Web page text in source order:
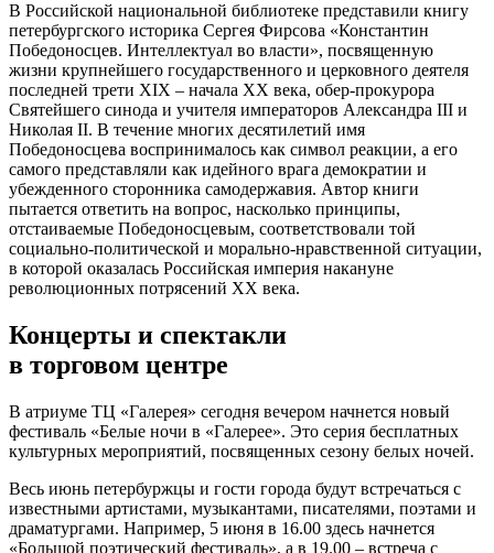
В Российской национальной библиотеке представили книгу
петербургского историка Сергея Фирсова «Константин
Победоносцев. Интеллектуал во власти», посвященную
жизни крупнейшего государственного и церковного деятеля
последней трети XIX – начала XX века, обер-прокурора
Святейшего синода и учителя императоров Александра III и
Николая II. В течение многих десятилетий имя
Победоносцева воспринималось как символ реакции, а его
самого представляли как идейного врага демократии и
убежденного сторонника самодержавия. Автор книги
пытается ответить на вопрос, насколько принципы,
отстаиваемые Победоносцевым, соответствовали той
социально-политической и морально-нравственной ситуации,
в которой оказалась Российская империя накануне
революционных потрясений XX века.
Концерты и спектакли
в торговом центре
В атриуме ТЦ «Галерея» сегодня вечером начнется новый
фестиваль «Белые ночи в «Галерее». Это серия бесплатных
культурных мероприятий, посвященных сезону белых ночей.
Весь июнь петербуржцы и гости города будут встречаться с
известными артистами, музыкантами, писателями, поэтами и
драматургами. Например, 5 июня в 16.00 здесь начнется
«Большой поэтический фестиваль», а в 19.00 – встреча с